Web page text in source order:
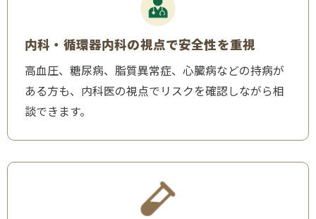
内科・循環器内科の視点で安全性を重視
高血圧、糖尿病、脂質異常症、心臓病などの持病が
ある方も、内科医の視点でリスクを確認しながら相
談できます。